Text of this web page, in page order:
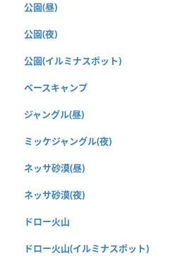
公園(昼)
公園(夜)
公園(イルミナスポット)
ベースキャンプ
ジャングル(昼)
ミッケジャングル(夜)
ネッサ砂漠(昼)
ネッサ砂漠(夜)
ドロー火山
ドロー火山(イルミナスポット)